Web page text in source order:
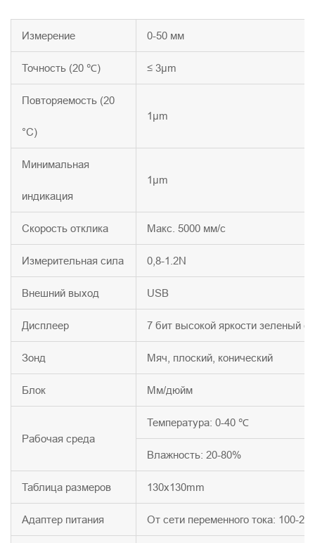
Измерение 0-50 мм
Точность (20 ℃) ≤ 3μm
Повторяемость (20
°C)
1μm
Минимальная
индикация
1μm
Скорость отклика Макс. 5000 мм/с
Измерительная сила 0,8-1.2N
Внешний выход USB
Дисплеер 7 бит высокой яркости зеленый
Зонд Мяч, плоский, конический
Блок Мм/дюйм
Рабочая среда
Температура: 0-40 ℃
Влажность: 20-80%
Таблица размеров 130x130mm
Адаптер питания От сети переменного тока: 100-